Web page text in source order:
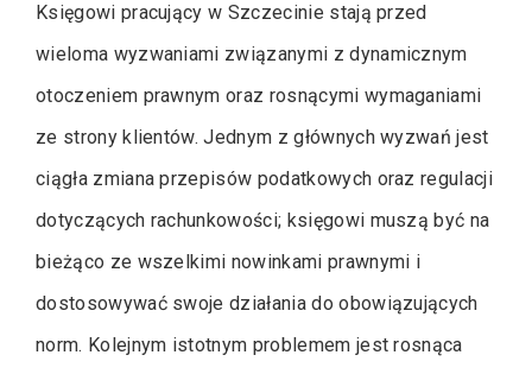
Księgowi pracujący w Szczecinie stają przed
wieloma wyzwaniami związanymi z dynamicznym
otoczeniem prawnym oraz rosnącymi wymaganiami
ze strony klientów. Jednym z głównych wyzwań jest
ciągła zmiana przepisów podatkowych oraz regulacji
dotyczących rachunkowości; księgowi muszą być na
bieżąco ze wszelkimi nowinkami prawnymi i
dostosowywać swoje działania do obowiązujących
norm. Kolejnym istotnym problemem jest rosnąca